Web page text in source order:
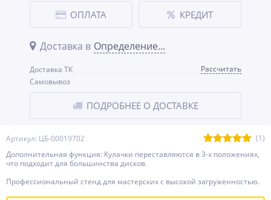
Артикул: ЦБ-00019702
(1)
Дополнительная функция: Кулачки переставляются в 3-х положениях,
что подходит для большинства дисков.
Профессиональный стенд для мастерских с высокой загруженностью.
ОПЛАТА КРЕДИТ
Доставка в Определение...
Доставка ТК
Рассчитать
Самовывоз
ПОДРОБНЕЕ О ДОСТАВКЕ